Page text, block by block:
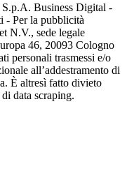
Business Digital -
- Per la pubblicità
N.V., sede legale
46, 20093 Cologno
personali trasmessi e/o
all’addestramento di
È altresì fatto divieto
data scraping.